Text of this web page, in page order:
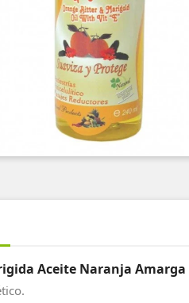
Aceite Naranja